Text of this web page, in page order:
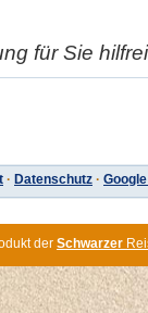
für Sie
· Datenschutz ·
der Schwarzer